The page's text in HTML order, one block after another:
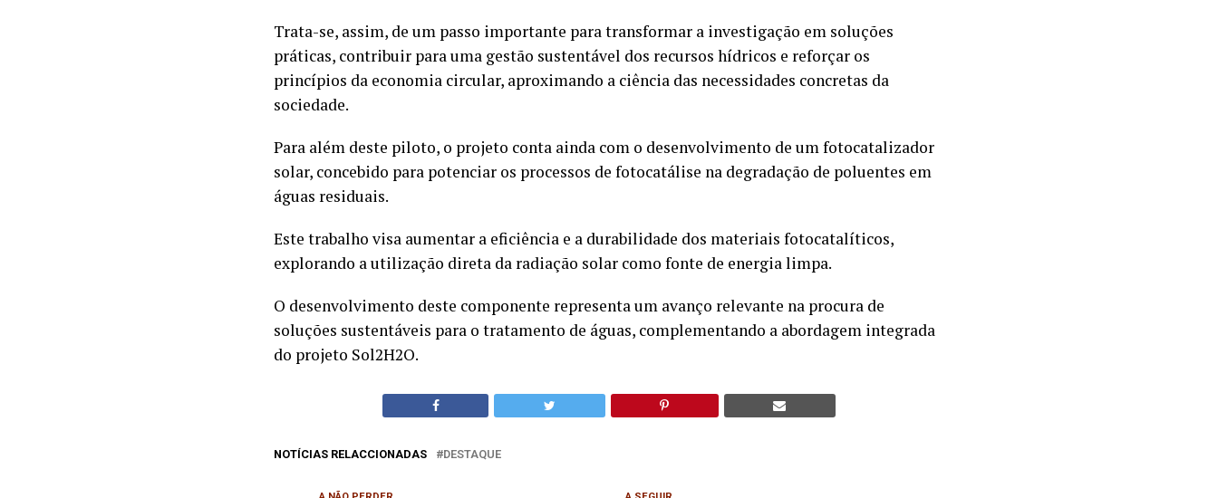
Trata-se, assim, de um passo importante para transformar a investigação em soluções
práticas, contribuir para uma gestão sustentável dos recursos hídricos e reforçar os
princípios da economia circular, aproximando a ciência das necessidades concretas da
sociedade.
Para além deste piloto, o projeto conta ainda com o desenvolvimento de um fotocatalizador
solar, concebido para potenciar os processos de fotocatálise na degradação de poluentes em
águas residuais.
Este trabalho visa aumentar a eficiência e a durabilidade dos materiais fotocatalíticos,
explorando a utilização direta da radiação solar como fonte de energia limpa.
O desenvolvimento deste componente representa um avanço relevante na procura de
soluções sustentáveis para o tratamento de águas, complementando a abordagem integrada
do projeto Sol2H2O.
NOTÍCIAS RELACCIONADAS DESTAQUE